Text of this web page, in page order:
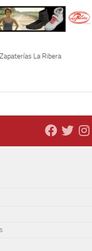
Zapaterías La Ribera